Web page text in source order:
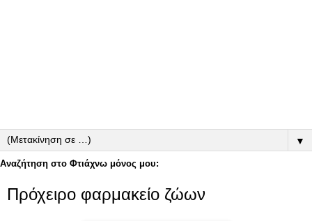
▼
Αναζήτηση στο Φτιάχνω μόνος μου:
Πρόχειρο φαρμακείο ζώων